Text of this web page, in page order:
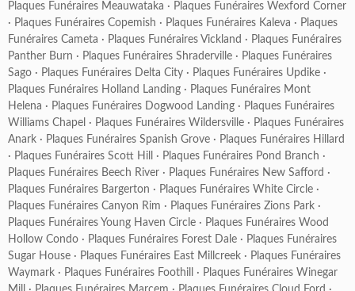
Plaques Funéraires Meauwataka · Plaques Funéraires Wexford Corner
· Plaques Funéraires Copemish · Plaques Funéraires Kaleva · Plaques
Funéraires Cameta · Plaques Funéraires Vickland · Plaques Funéraires
Panther Burn · Plaques Funéraires Shraderville · Plaques Funéraires
Sago · Plaques Funéraires Delta City · Plaques Funéraires Updike ·
Plaques Funéraires Holland Landing · Plaques Funéraires Mont
Helena · Plaques Funéraires Dogwood Landing · Plaques Funéraires
Williams Chapel · Plaques Funéraires Wildersville · Plaques Funéraires
Anark · Plaques Funéraires Spanish Grove · Plaques Funéraires Hillard
· Plaques Funéraires Scott Hill · Plaques Funéraires Pond Branch ·
Plaques Funéraires Beech River · Plaques Funéraires New Safford ·
Plaques Funéraires Bargerton · Plaques Funéraires White Circle ·
Plaques Funéraires Canyon Rim · Plaques Funéraires Zions Park ·
Plaques Funéraires Young Haven Circle · Plaques Funéraires Wood
Hollow Condo · Plaques Funéraires Forest Dale · Plaques Funéraires
Sugar House · Plaques Funéraires East Millcreek · Plaques Funéraires
Waymark · Plaques Funéraires Foothill · Plaques Funéraires Winegar